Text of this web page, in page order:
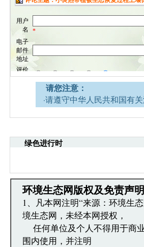
请您注意：
·请遵守中华人民共和国有
引起的法律责任。
·环境生态网文章跟帖管理
文章跟帖管理员反映。
绿色进行时
环境生态网版权及免责声明
1、凡本网注明“来源：环境生
境生态网，未经本网授权，
任何单位及个人不得用于商
围内使用，并注明